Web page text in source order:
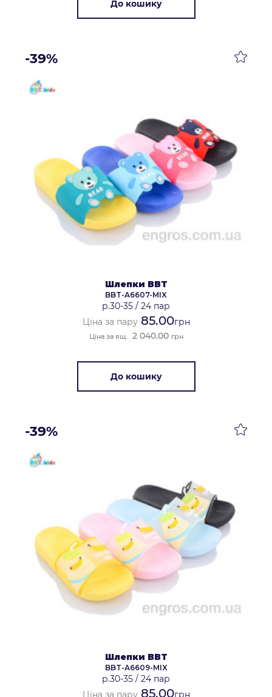
До кошику
-39%
Шлепки BBT
BBT-A6607-MIX
р.30-35 / 24 пар
Ціна за пару85.00грн
Ціна за ящ. 2 040.00 грн
До кошику
-39%
Шлепки BBT
BBT-A6609-MIX
р.30-35 / 24 пар
Ціна за пару85.00грн